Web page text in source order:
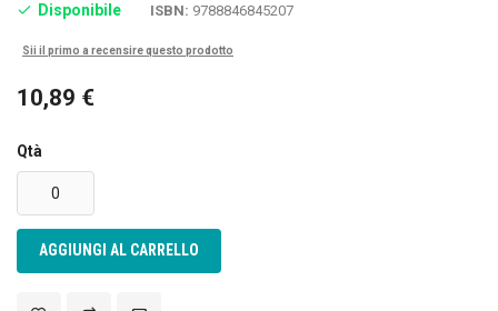
Disponibile ISBN: 9788846845207
Sii il primo a recensire questo prodotto
10,89 €
Qtà
AGGIUNGI AL CARRELLO